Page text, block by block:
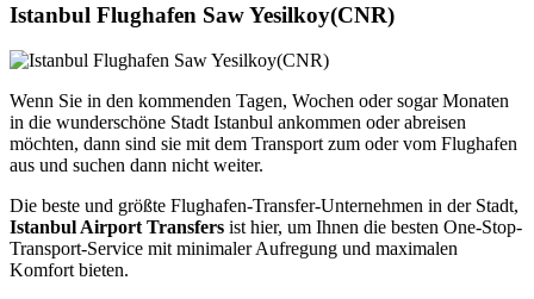
Istanbul Flughafen Saw Yesilkoy(CNR)
Wenn Sie in den kommenden Tagen, Wochen oder sogar Monaten
in die wunderschöne Stadt Istanbul ankommen oder abreisen
möchten, dann sind sie mit dem Transport zum oder vom Flughafen
aus und suchen dann nicht weiter.
Die beste und größte Flughafen-Transfer-Unternehmen in der Stadt,
Istanbul Airport Transfers ist hier, um Ihnen die besten One-Stop-
Transport-Service mit minimaler Aufregung und maximalen
Komfort bieten.